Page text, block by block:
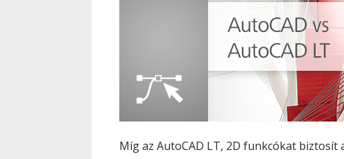
Míg az AutoCAD LT, 2D funkcókat biztosít